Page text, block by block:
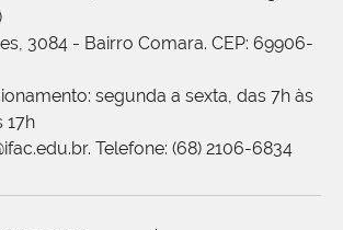
3084 - Bairro Comara. CEP: 69906-
segunda a sexta, das 7h às
17h
Telefone: (68) 2106-6834